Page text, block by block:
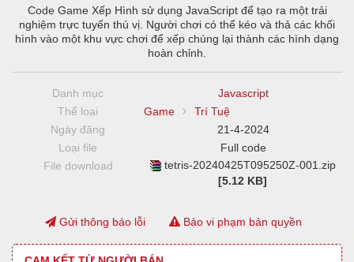
Code Game Xếp Hình sử dụng JavaScript để tạo ra một trải
nghiệm trực tuyến thú vị. Người chơi có thể kéo và thả các khối
hình vào một khu vực chơi để xếp chúng lại thành các hình dạng
hoàn chỉnh.
Danh mục
Javascript
Thể loại
Game
Trí Tuệ
Ngày đăng
21-4-2024
Loại file
Full code
File download
tetris-20240425T095250Z-001.zip
[5.12 KB]
Gửi thông báo lỗi Báo vi phạm bản quyền